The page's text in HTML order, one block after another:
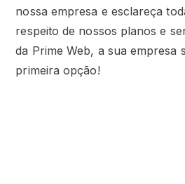
nossa empresa e esclareça
respeito de nossos planos e
da Prime Web, a sua empresa
primeira opção!